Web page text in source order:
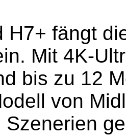
H7+ fängt
Mit 4K-
bis zu 12
von
Szenerien